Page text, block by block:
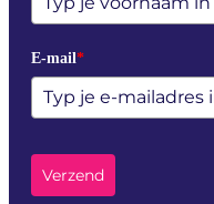
E-mail*
Verzend